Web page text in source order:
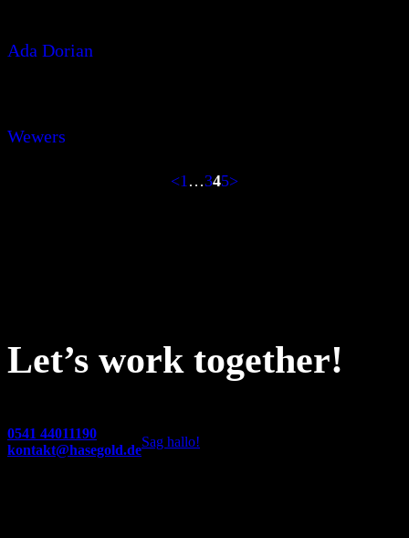
Ada Dorian
Wewers
<1 …345>
Let’s work together!
0541 44011190
kontakt@hasegold.de
Sag hallo!